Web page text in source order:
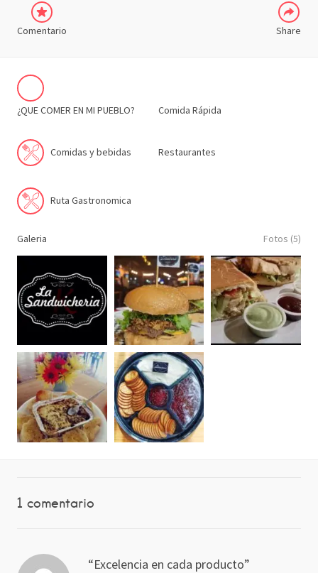
Comentario Share
¿QUE COMER EN MI PUEBLO? Comida Rápida
Comidas y bebidas Restaurantes
Ruta Gastronomica
Galeria Fotos (5)
1 comentario
Excelencia en cada producto